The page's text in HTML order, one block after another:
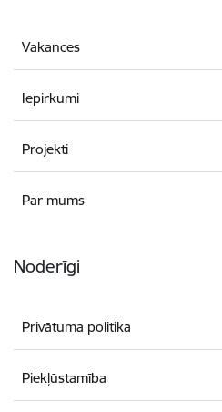
Vakances
Iepirkumi
Projekti
Par mums
Noderīgi
Privātuma politika
Piekļūstamība